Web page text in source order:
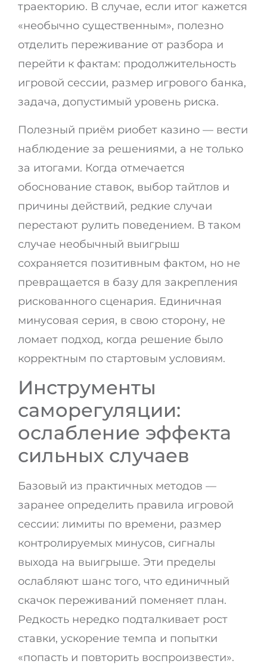
траекторию. В случае, если итог кажется
«необычно существенным», полезно
отделить переживание от разбора и
перейти к фактам: продолжительность
игровой сессии, размер игрового банка,
задача, допустимый уровень риска.
Полезный приём риобет казино — вести
наблюдение за решениями, а не только
за итогами. Когда отмечается
обоснование ставок, выбор тайтлов и
причины действий, редкие случаи
перестают рулить поведением. В таком
случае необычный выигрыш
сохраняется позитивным фактом, но не
превращается в базу для закрепления
рискованного сценария. Единичная
минусовая серия, в свою сторону, не
ломает подход, когда решение было
корректным по стартовым условиям.
Инструменты
саморегуляции:
ослабление эффекта
сильных случаев
Базовый из практичных методов —
заранее определить правила игровой
сессии: лимиты по времени, размер
контролируемых минусов, сигналы
выхода на выигрыше. Эти пределы
ослабляют шанс того, что единичный
скачок переживаний поменяет план.
Редкость нередко подталкивает рост
ставки, ускорение темпа и попытки
«попасть и повторить воспроизвести».